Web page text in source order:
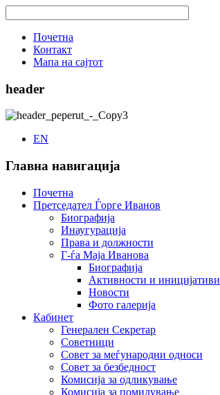
Почетна
Контакт
Мапа на сајтот
header
EN
Главна навигација
Почетна
Претседател Ѓорге Иванов
Биографија
Инаугурација
Права и должности
Г-ѓа Маја Иванова
Биографија
Активности и иницијативи
Новости
Фото галерија
Кабинет
Генерален Секретар
Советници
Совет за меѓународни односи
Совет за безбедност
Комисија за одликување
Комисија за помилување